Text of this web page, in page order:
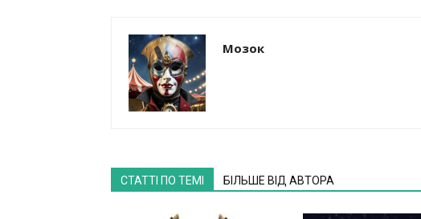
Мозок
СТАТТІ ПО ТЕМІ БІЛЬШЕ ВІД АВТОРА